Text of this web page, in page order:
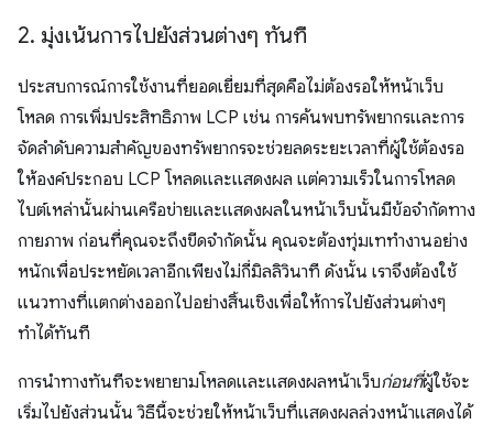
2. มุ่งเน้นการไปยังส่วนต่างๆ ทันที
ประสบการณ์การใช้งานที่ยอดเยี่ยมที่สุดคือไม่ต้องรอให้หน้าเว็บ
โหลด การเพิ่มประสิทธิภาพ LCP เช่น การค้นพบทรัพยากรและการ
จัดลําดับความสําคัญของทรัพยากรจะช่วยลดระยะเวลาที่ผู้ใช้ต้องรอ
ให้องค์ประกอบ LCP โหลดและแสดงผล แต่ความเร็วในการโหลด
ไบต์เหล่านั้นผ่านเครือข่ายและแสดงผลในหน้าเว็บนั้นมีข้อจํากัดทาง
กายภาพ ก่อนที่คุณจะถึงขีดจำกัดนั้น คุณจะต้องทุ่มเททำงานอย่าง
หนักเพื่อประหยัดเวลาอีกเพียงไม่กี่มิลลิวินาที ดังนั้น เราจึงต้องใช้
แนวทางที่แตกต่างออกไปอย่างสิ้นเชิงเพื่อให้การไปยังส่วนต่างๆ
ทำได้ทันที
การนําทางทันทีจะพยายามโหลดและแสดงผลหน้าเว็บก่อนที่ผู้ใช้จะ
เริ่มไปยังส่วนนั้น วิธีนี้จะช่วยให้หน้าเว็บที่แสดงผลล่วงหน้าแสดงได้